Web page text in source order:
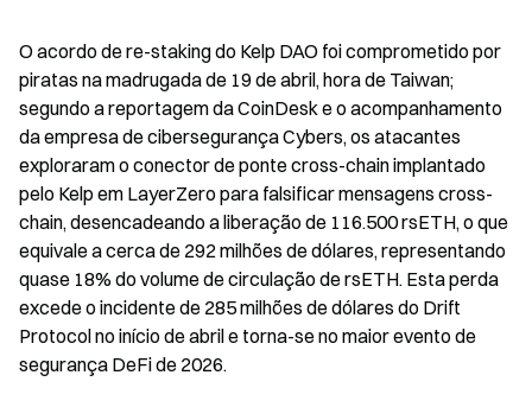
O acordo de re-staking do Kelp DAO foi comprometido por
piratas na madrugada de 19 de abril, hora de Taiwan;
segundo a reportagem da CoinDesk e o acompanhamento
da empresa de cibersegurança Cybers, os atacantes
exploraram o conector de ponte cross-chain implantado
pelo Kelp em LayerZero para falsificar mensagens cross-
chain, desencadeando a liberação de 116.500 rsETH, o que
equivale a cerca de 292 milhões de dólares, representando
quase 18% do volume de circulação de rsETH. Esta perda
excede o incidente de 285 milhões de dólares do Drift
Protocol no início de abril e torna-se no maior evento de
segurança DeFi de 2026.